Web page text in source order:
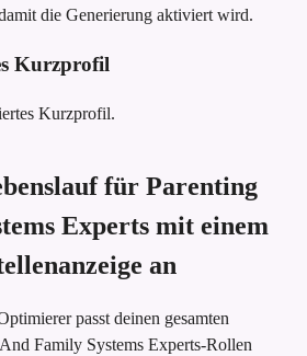
die Generierung aktiviert wird.
Kurzprofil
Kurzprofil.
für Parenting
Experts mit einem
an
passt deinen gesamten
Family Systems Experts-Rollen